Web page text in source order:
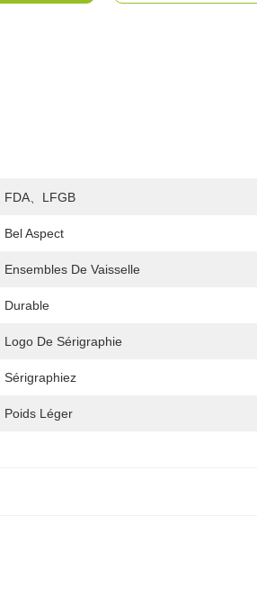
FDA、LFGB
Bel Aspect
Ensembles De Vaisselle
Durable
Logo De Sérigraphie
Sérigraphiez
Poids Léger